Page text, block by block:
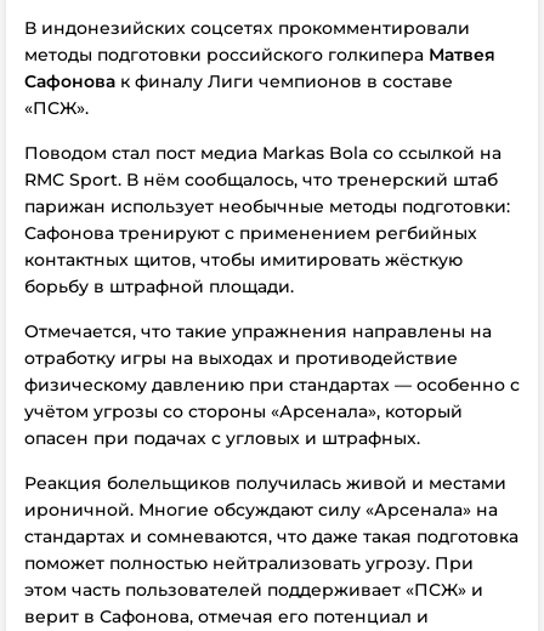
В индонезийских соцсетях прокомментировали
методы подготовки российского голкипера Матвея
Сафонова к финалу Лиги чемпионов в составе
«ПСЖ».
Поводом стал пост медиа Markas Bola со ссылкой на
RMC Sport. В нём сообщалось, что тренерский штаб
парижан использует необычные методы подготовки:
Сафонова тренируют с применением регбийных
контактных щитов, чтобы имитировать жёсткую
борьбу в штрафной площади.
Отмечается, что такие упражнения направлены на
отработку игры на выходах и противодействие
физическому давлению при стандартах — особенно с
учётом угрозы со стороны «Арсенала», который
опасен при подачах с угловых и штрафных.
Реакция болельщиков получилась живой и местами
ироничной. Многие обсуждают силу «Арсенала» на
стандартах и сомневаются, что даже такая подготовка
поможет полностью нейтрализовать угрозу. При
этом часть пользователей поддерживает «ПСЖ» и
верит в Сафонова, отмечая его потенциал и